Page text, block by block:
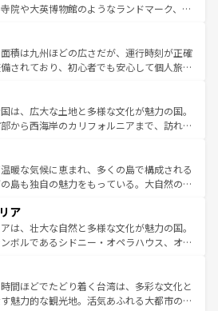
の地域にも魅力が溢れており、どの街角に
運ぶとそれぞれで全く異なる文化を体験で
きるだろう。 なお、新着のフランス情報はコンテンツ一覧
い。
いのワイン畑といった風景は必見。ビール
はぜひ体験してほしい。 なお、新着の
コンテンツ一覧を参照してほしい。
院や大英博物館のようなランドマーク、歴
る魅力がある。また、優雅なアフタヌーン
好きにはたまらない英国パブ、サッカー観
からこそできる体験も豊富。イギリスを旅
してほしい。
積は九州ほどの広さだが、運行時刻が正確
されており、初心者でも安心して個人旅行
ま残る町や、スイスならではのユニークな
アルプス観光だけでなく町歩きも満喫する
国民の所得が高いため物価も高いが、旅行
で観光を楽しむこともできる。 なお、新
はコンテンツ一覧 を参照してほしい。
は、広大な土地と多様な文化が魅力の国。
から西海岸のカリフォルニアまで、訪れる
市は、観光、ショッピング、エンターテイ
った刺激的なスポットだ。一方、アメリカ
が広がり、グランドキャニオンやイエロー
リンズでは、音楽と美食が融合した独特の
行者はアメリカの各地域で異なる魅力を楽
の多様性と豊かな歴史を感じることができ
タイルだ。 なお、新着のアメリカ
ツ一覧を参照してほしい。
暖な気候に恵まれ、多くの島で構成される
島も独自の魅力をもっている。大自然の神
ない。また、定番の観光地といえばオアフ
自然を求めるならマウイ島やカウアイ島が
ラルドグリーンに輝く海をはじめ、豊かな
の心で訪れる人々を迎えてくれるハワイの
ローカルフードやハワイアンミュージッ
ラダンスなど、すべてがハワイの魅力を彩
ア
は、壮大な自然と多様な文化が魅力の国。
ボルであるシドニー・オペラハウス、オー
陸中央部にそびえるウルル（エアーズロッ
アの美しい原生林やケアンズの熱帯雨林な
たくさん。また、カフェやワイン、オージ
間ほどでたどり着く台湾は、多彩な文化と
魅力的な観光地。活気あふれる大都市の台